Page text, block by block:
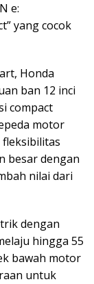
e:
yang cocok
Honda
ban 12 inci
compact
motor
besar dengan
nilai dari
dengan
hingga 55
bawah motor
untuk